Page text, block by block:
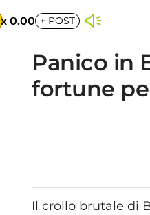
x 0.00 + POST
Panico in
fortune
Il crollo brutale di